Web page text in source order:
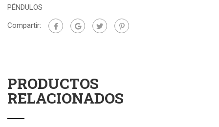
PÉNDULOS
Compartir:
PRODUCTOS
RELACIONADOS